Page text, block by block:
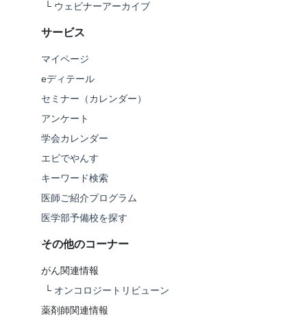
└ ウェビナーアーカイブ
サービス
マイページ
eディテール
セミナー（カレンダー）
アンケート
学会カレンダー
エビでやんす
キーワード検索
医師ご紹介プログラム
医学部予備校を探す
その他のコーナー
がん関連情報
└ オンコロジートリビューン
薬剤師関連情報